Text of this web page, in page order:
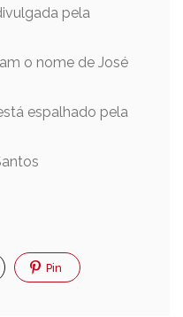
pela
o nome de José
espalhado pela
Pin